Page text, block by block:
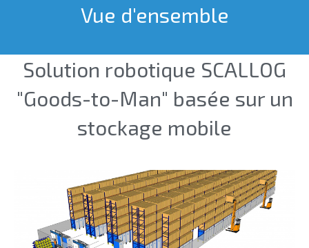
Vue d'ensemble
Solution robotique SCALLOG
"Goods-to-Man" basée sur un
stockage mobile